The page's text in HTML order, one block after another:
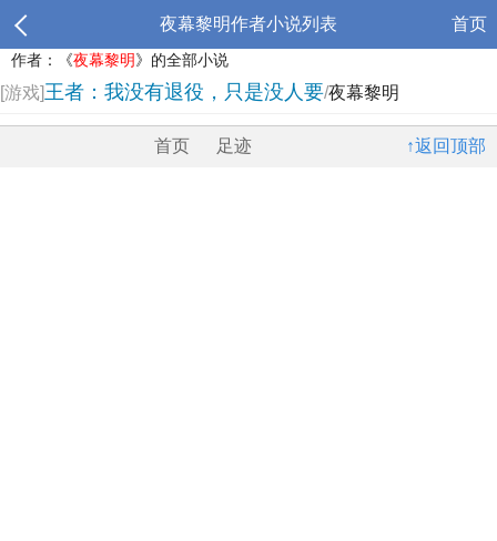
夜幕黎明作者小说列表 首页
作者：《夜幕黎明》的全部小说
[游戏]王者：我没有退役，只是没人要/夜幕黎明
↑返回顶部
首页 足迹